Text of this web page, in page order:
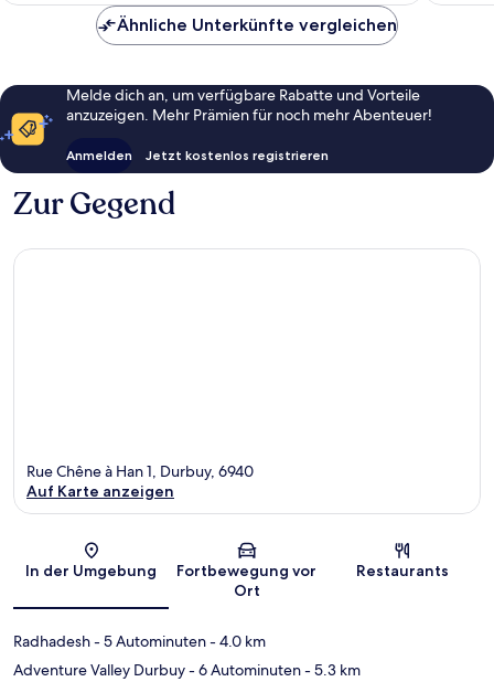
Ähnliche Unterkünfte vergleichen
Melde dich an, um verfügbare Rabatte und Vorteile
anzuzeigen. Mehr Prämien für noch mehr Abenteuer!
Anmelden Jetzt kostenlos registrieren
Zur Gegend
Karte
Rue Chêne à Han 1, Durbuy, 6940
Auf Karte anzeigen
In der Umgebung
Fortbewegung vor
Ort
Restaurants
Radhadesh- 5 Autominuten- 4.0 km
Adventure Valley Durbuy- 6 Autominuten- 5.3 km